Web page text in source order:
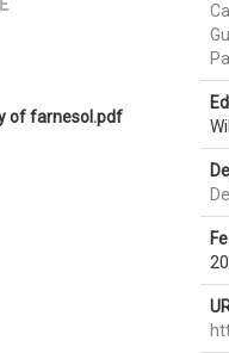
of farnesol.pdf